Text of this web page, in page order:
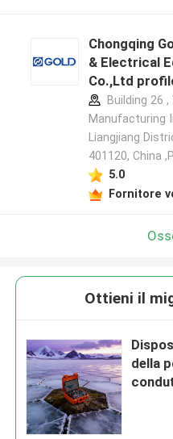
Chongqing
& Electrical
Co.,Ltd
produttore
Building 26
Manufacturing
Liangjiang
401120, China
5.0
Fornitore
Ottieni il
della